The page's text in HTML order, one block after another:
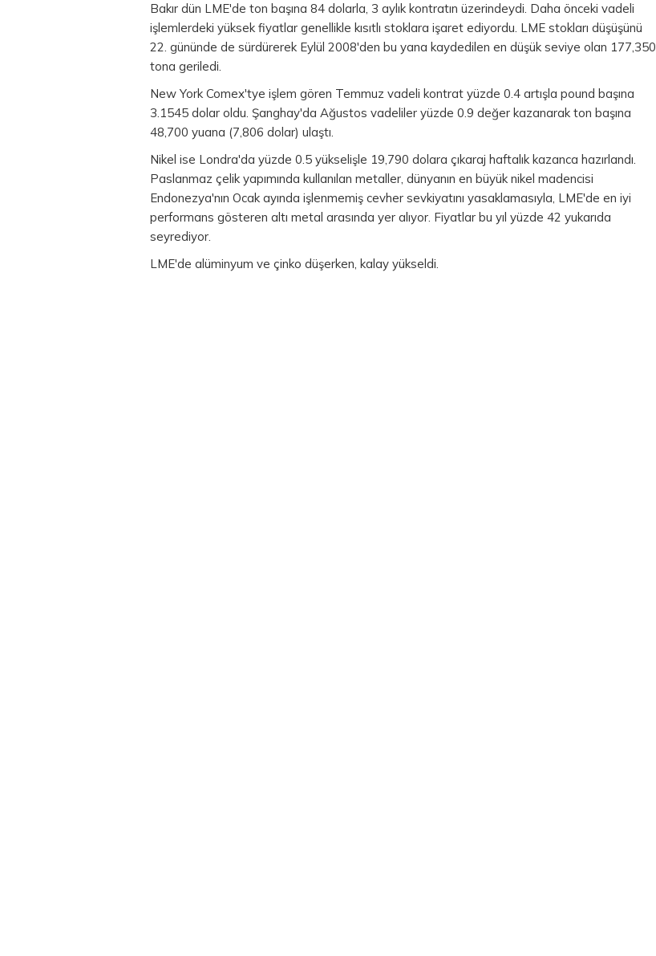
Bakır dün LME'de ton başına 84 dolarla, 3 aylık kontratın üzerindeydi. Daha önceki vadeli
işlemlerdeki yüksek fiyatlar genellikle kısıtlı stoklara işaret ediyordu. LME stokları düşüşünü
22. gününde de sürdürerek Eylül 2008'den bu yana kaydedilen en düşük seviye olan 177,350
tona geriledi.
New York Comex'tye işlem gören Temmuz vadeli kontrat yüzde 0.4 artışla pound başına
3.1545 dolar oldu. Şanghay'da Ağustos vadeliler yüzde 0.9 değer kazanarak ton başına
48,700 yuana (7,806 dolar) ulaştı.
Nikel ise Londra'da yüzde 0.5 yükselişle 19,790 dolara çıkaraj haftalık kazanca hazırlandı.
Paslanmaz çelik yapımında kullanılan metaller, dünyanın en büyük nikel madencisi
Endonezya'nın Ocak ayında işlenmemiş cevher sevkiyatını yasaklamasıyla, LME'de en iyi
performans gösteren altı metal arasında yer alıyor. Fiyatlar bu yıl yüzde 42 yukarıda
seyrediyor.
LME'de alüminyum ve çinko düşerken, kalay yükseldi.